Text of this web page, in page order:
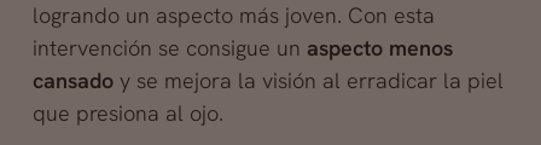
logrando un aspecto más joven. Con esta
intervención se consigue un aspecto menos
cansadoy se mejora la visión al erradicar la piel
que presiona al ojo.